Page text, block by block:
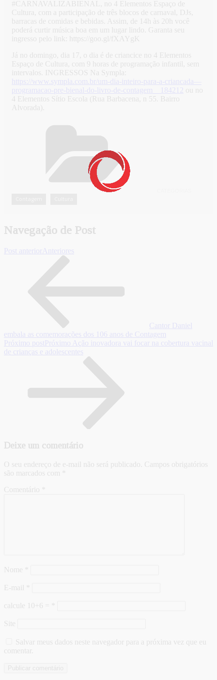
#CARNAVALIZABIENAL, no 4 Elementos Espaço de
Cultura, com a participação de três blocos de carnaval, DJs,
barracas de comidas e bebidas. Assim, de 14h às 20h você
poderá curtir música boa em um lugar lindo. Garanta seu
ingresso pelo link: https://goo.gl/fXAYgK
Já no domingo, dia 17, o dia é de criancice no 4 Elementos
Espaço de Cultura, com 9 horas de programação infantil, sem
intervalos. INGRESSOS Na Sympla:
https://www.sympla.com.br/um-dia-inteiro-para-a-criancada—
programacao-pre-bienal-do-livro-de-contagem__184212 ou no
4 Elementos Sítio Escola (Rua Barbacena, n 55. Bairro
Alvorada).
Navegação de Post
Post anterior Anteriores
Cantor Daniel
embala as comemorações dos 106 anos de Contagem
Próximo post Próximo Ação inovadora vai focar na cobertura vacinal
de crianças e adolescentes
Deixe um comentário
O seu endereço de e-mail não será publicado. Campos obrigatórios
são marcados com
Comentário
Nome
E-mail
calcule 10+6 =
Site
Salvar meus dados neste navegador para a próxima vez que eu
comentar.